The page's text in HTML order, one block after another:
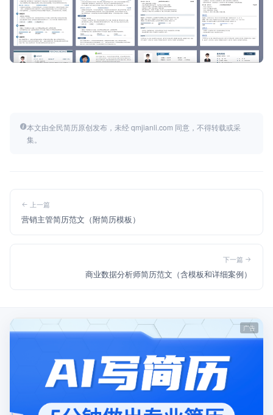
本文由全民简历原创发布，未经 qmjianli.com 同意，不得转载或采
集。
上一篇
营销主管简历范文（附简历模板）
下一篇
商业数据分析师简历范文（含模板和详细案例）